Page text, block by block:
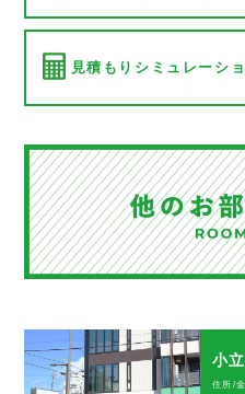
見積もりシミュレーシ
小
住所/